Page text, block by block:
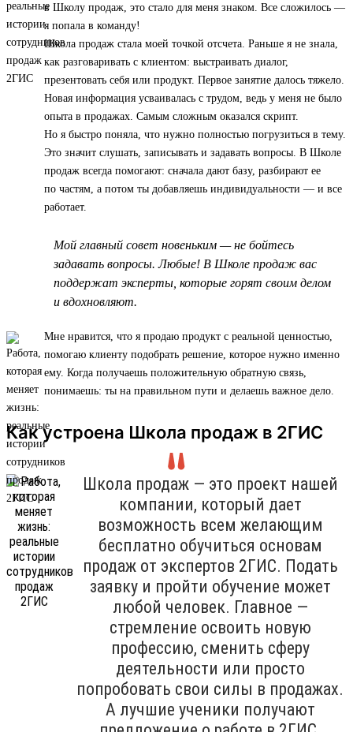
в Школу продаж, это стало для меня знаком. Все сложилось —
я попала в команду!
Школа продаж стала моей точкой отсчета. Раньше я не знала,
как разговаривать с клиентом: выстраивать диалог,
презентовать себя или продукт. Первое занятие далось тяжело.
Новая информация усваивалась с трудом, ведь у меня не было
опыта в продажах. Самым сложным оказался скрипт.
Но я быстро поняла, что нужно полностью погрузиться в тему.
Это значит слушать, записывать и задавать вопросы. В Школе
продаж всегда помогают: сначала дают базу, разбирают ее
по частям, а потом ты добавляешь индивидуальности — и все
работает.
Мой главный совет новеньким — не бойтесь
задавать вопросы. Любые! В Школе продаж вас
поддержат эксперты, которые горят своим делом
и вдохновляют.
Мне нравится, что я продаю продукт с реальной ценностью,
помогаю клиенту подобрать решение, которое нужно именно
ему. Когда получаешь положительную обратную связь,
понимаешь: ты на правильном пути и делаешь важное дело.
Как устроена Школа продаж в 2ГИС
Школа продаж — это проект нашей
компании, который дает
возможность всем желающим
бесплатно обучиться основам
продаж от экспертов 2ГИС. Подать
заявку и пройти обучение может
любой человек. Главное —
стремление освоить новую
профессию, сменить сферу
деятельности или просто
попробовать свои силы в продажах.
А лучшие ученики получают